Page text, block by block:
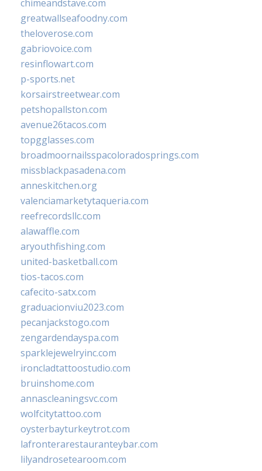
chimeandstave.com
greatwallseafoodny.com
theloverose.com
gabriovoice.com
resinflowart.com
p-sports.net
korsairstreetwear.com
petshopallston.com
avenue26tacos.com
topgglasses.com
broadmoornailsspacoloradosprings.com
missblackpasadena.com
anneskitchen.org
valenciamarketytaqueria.com
reefrecordsllc.com
alawaffle.com
aryouthfishing.com
united-basketball.com
tios-tacos.com
cafecito-satx.com
graduacionviu2023.com
pecanjackstogo.com
zengardendayspa.com
sparklejewelryinc.com
ironcladtattoostudio.com
bruinshome.com
annascleaningsvc.com
wolfcitytattoo.com
oysterbayturkeytrot.com
lafronterarestauranteybar.com
lilyandrosetearoom.com